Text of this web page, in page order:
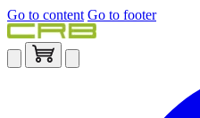
Go to content Go to footer